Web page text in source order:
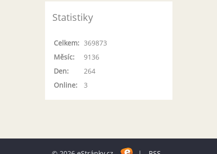
Statistiky
Online: 3
Celkem: 369873
Měsíc:
9136
Den:
264